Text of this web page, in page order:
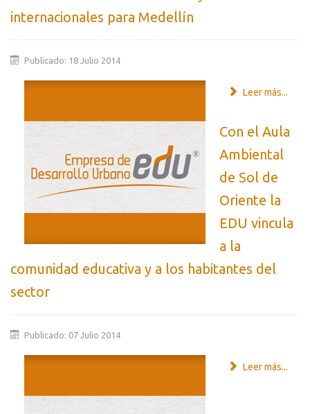
internacionales para Medellín
Publicado: 18 Julio 2014
Leer más...
Con el Aula
Ambiental
de Sol de
Oriente la
EDU vincula
a la
comunidad educativa y a los habitantes del
sector
Publicado: 07 Julio 2014
Leer más...